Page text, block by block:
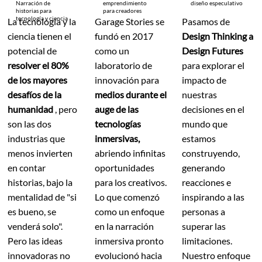
Narración de
historias para
tecnología y ciencia
La tecnología y la
ciencia tienen el
potencial de
resolver el 80%
de los mayores
desafíos de la
humanidad, pero
son las dos
industrias que
menos invierten
en contar
historias, bajo la
mentalidad de "si
es bueno, se
venderá solo".
Pero las ideas
innovadoras no
emprendimiento
para creadores
Garage Stories se
fundó en 2017
como un
laboratorio de
innovación para
medios durante el
auge de las
tecnologías
inmersivas,
abriendo infinitas
oportunidades
para los creativos.
Lo que comenzó
como un enfoque
en la narración
inmersiva pronto
evolucionó hacia
diseño especulativo
Pasamos de
Design Thinking a
Design Futures
para explorar el
impacto de
nuestras
decisiones en el
mundo que
estamos
construyendo,
generando
reacciones e
inspirando a las
personas a
superar las
limitaciones.
Nuestro enfoque